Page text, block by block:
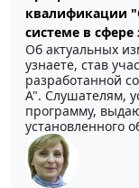
квалификации
системе в
Об актуальных
узнаете, став
разработанной
А". Слушателям,
программу,
установленного